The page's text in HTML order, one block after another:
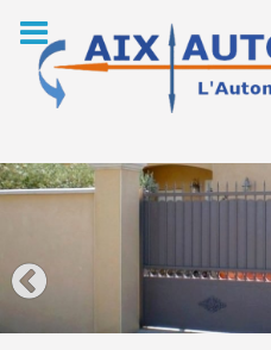
content